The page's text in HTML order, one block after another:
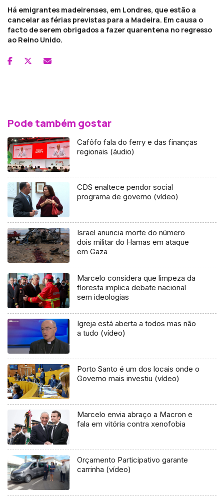
Há emigrantes madeirenses, em Londres, que estão a
cancelar as férias previstas para a Madeira. Em causa o
facto de serem obrigados a fazer quarentena no regresso
ao Reino Unido.
Pode também gostar
Cafôfo fala do ferry e das finanças
regionais (áudio)
CDS enaltece pendor social
programa de governo (vídeo)
Israel anuncia morte do número
dois militar do Hamas em ataque
em Gaza
Marcelo considera que limpeza da
floresta implica debate nacional
sem ideologias
Igreja está aberta a todos mas não
a tudo (vídeo)
Porto Santo é um dos locais onde o
Governo mais investiu (vídeo)
Marcelo envia abraço a Macron e
fala em vitória contra xenofobia
Orçamento Participativo garante
carrinha (vídeo)